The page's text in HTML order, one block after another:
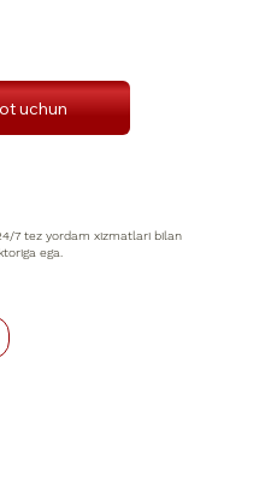
uchun
7 tez yordam xizmatlari bilan
ega.